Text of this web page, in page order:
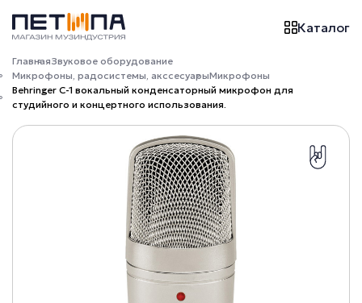
Каталог
ГлавнаяЗвуковое оборудование
Микрофоны, радосистемы, акссесуарыМикрофоны
Behringer C-1 вокальный конденсаторный микрофон для
студийного и концертного использования.